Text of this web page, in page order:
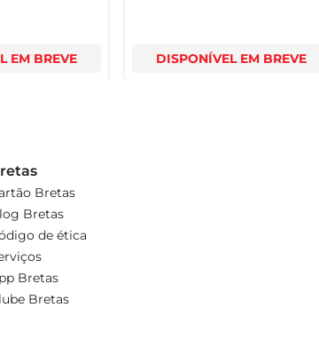
EM BREVE DISPONÍVEL EM BREVE
Bretas
Bretas
de ética
Bretas
Bretas